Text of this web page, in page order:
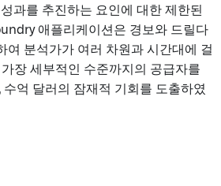
과를 추진하는 요인에 대한 제한된
애플리케이션은 경보와 드릴다
여 분석가가 여러 차원과 시간대에 걸
장 세부적인 수준까지의 공급자를
억 달러의 잠재적 기회를 도출하였